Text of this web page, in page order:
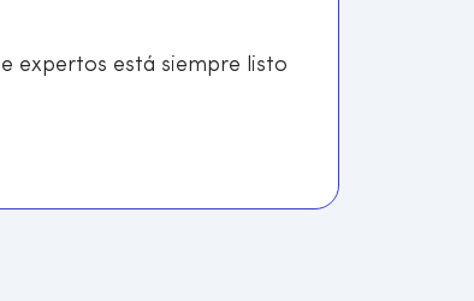
expertos está siempre listo